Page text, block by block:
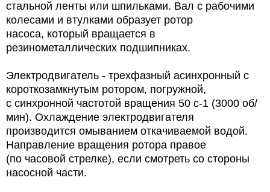
стальной ленты или шпильками. Вал с рабочими
колесами и втулками образует ротор
насоса, который вращается в
резинометаллических подшипниках.
Электродвигатель - трехфазный асинхронный с
короткозамкнутым ротором, погружной,
с синхронной частотой вращения 50 с-1 (3000 об/
мин). Охлаждение электродвигателя
производится омыванием откачиваемой водой.
Направление вращения ротора правое
(по часовой стрелке), если смотреть со стороны
насосной части.